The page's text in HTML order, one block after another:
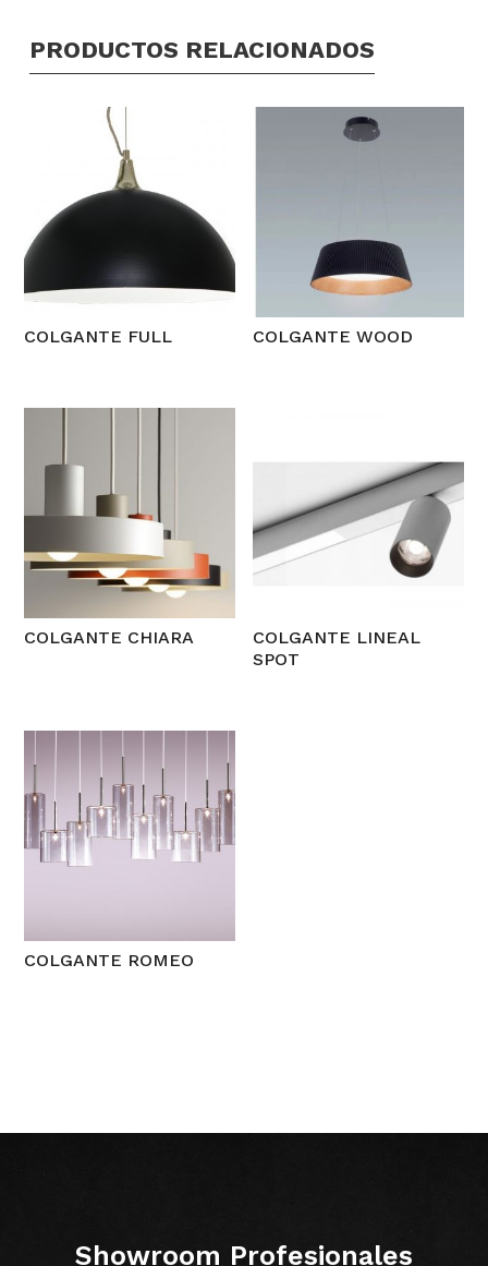
PRODUCTOS RELACIONADOS
COLGANTE FULL COLGANTE WOOD
COLGANTE CHIARA
COLGANTE LINEAL
SPOT
COLGANTE ROMEO
Showroom Profesionales